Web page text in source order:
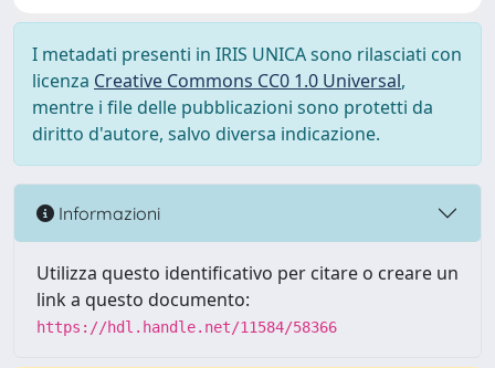
I metadati presenti in IRIS UNICA sono rilasciati con
licenza Creative Commons CC0 1.0 Universal,
mentre i file delle pubblicazioni sono protetti da
diritto d'autore, salvo diversa indicazione.
Informazioni
Utilizza questo identificativo per citare o creare un
link a questo documento:
https://hdl.handle.net/11584/58366